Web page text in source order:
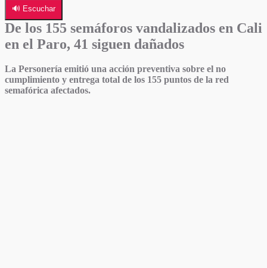
🔊 Escuchar
De los 155 semáforos vandalizados en Cali
en el Paro, 41 siguen dañados
La Personería emitió una acción preventiva sobre el no
cumplimiento y entrega total de los 155 puntos de la red
semafórica afectados.